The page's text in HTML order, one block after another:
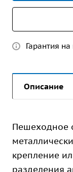
Гарантия
Описание
Пешеходное
крепление
разделения